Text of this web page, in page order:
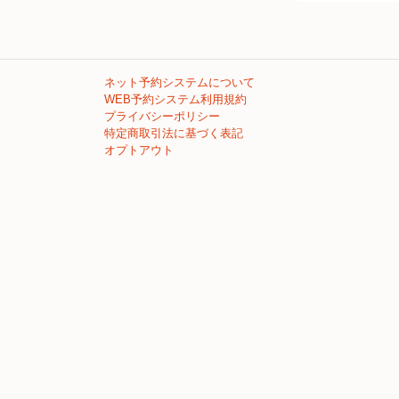
ネット予約システムについて
WEB予約システム利用規約
プライバシーポリシー
特定商取引法に基づく表記
オプトアウト